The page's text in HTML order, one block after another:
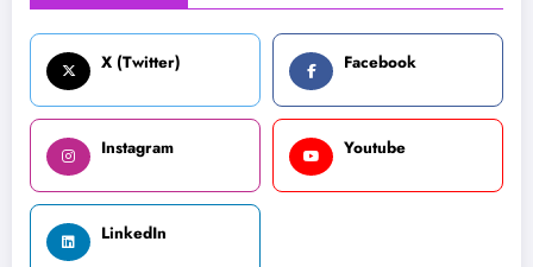
X (Twitter) Facebook
Instagram Youtube
LinkedIn